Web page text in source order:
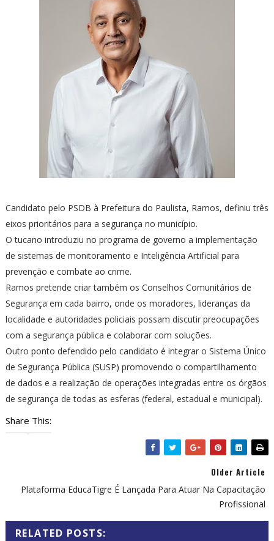
Candidato pelo PSDB à Prefeitura do Paulista, Ramos, definiu três
eixos prioritários para a segurança no município.
O tucano introduziu no programa de governo a implementação
de sistemas de monitoramento e Inteligência Artificial para
prevenção e combate ao crime.
Ramos pretende criar também os Conselhos Comunitários de
Segurança em cada bairro, onde os moradores, lideranças da
localidade e autoridades policiais possam discutir preocupações
com a segurança pública e colaborar com soluções.
Outro ponto defendido pelo candidato é integrar o Sistema Único
de Segurança Pública (SUSP) promovendo o compartilhamento
de dados e a realização de operações integradas entre os órgãos
de segurança de todas as esferas (federal, estadual e municipal).
Share This:
Older Article
Plataforma EducaTigre É Lançada Para Atuar Na Capacitação
Profissional
RELATED POSTS: